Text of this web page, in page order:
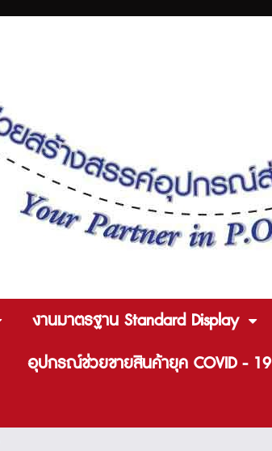
งานมาตรฐาน Standard Display
อุปกรณ์ช่วยขายสินค้ายุค COVID - 19